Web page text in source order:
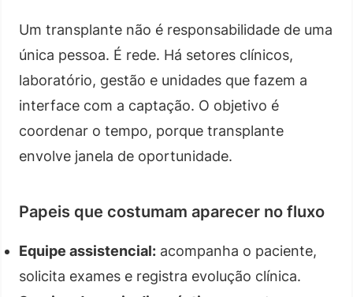
Um transplante não é responsabilidade de uma
única pessoa. É rede. Há setores clínicos,
laboratório, gestão e unidades que fazem a
interface com a captação. O objetivo é
coordenar o tempo, porque transplante
envolve janela de oportunidade.
Papeis que costumam aparecer no fluxo
Equipe assistencial: acompanha o paciente,
solicita exames e registra evolução clínica.